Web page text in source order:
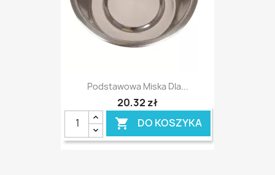
Podstawowa Miska Dla...
20,32 zł
 DO KOSZYKA